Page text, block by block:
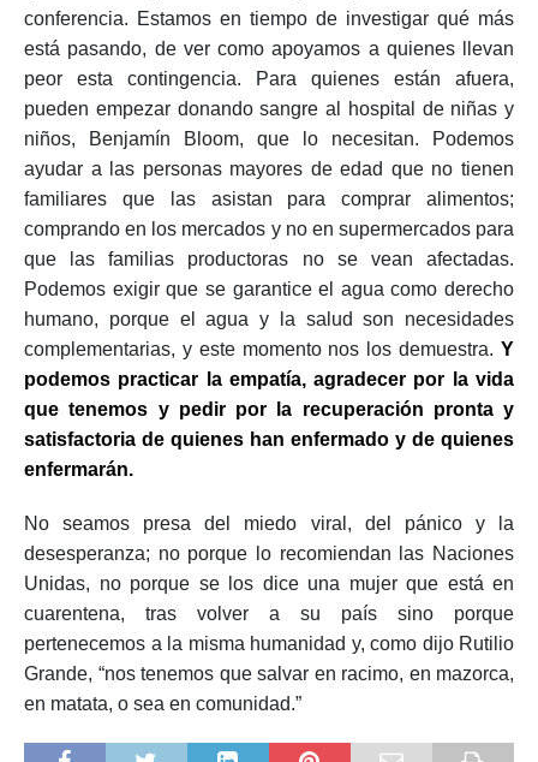
conferencia. Estamos en tiempo de investigar qué más
está pasando, de ver como apoyamos a quienes llevan
peor esta contingencia. Para quienes están afuera,
pueden empezar donando sangre al hospital de niñas y
niños, Benjamín Bloom, que lo necesitan. Podemos
ayudar a las personas mayores de edad que no tienen
familiares que las asistan para comprar alimentos;
comprando en los mercados y no en supermercados para
que las familias productoras no se vean afectadas.
Podemos exigir que se garantice el agua como derecho
humano, porque el agua y la salud son necesidades
complementarias, y este momento nos los demuestra. Y
podemos practicar la empatía, agradecer por la vida
que tenemos y pedir por la recuperación pronta y
satisfactoria de quienes han enfermado y de quienes
enfermarán.
No seamos presa del miedo viral, del pánico y la
desesperanza; no porque lo recomiendan las Naciones
Unidas, no porque se los dice una mujer que está en
cuarentena, tras volver a su país sino porque
pertenecemos a la misma humanidad y, como dijo Rutilio
Grande, “nos tenemos que salvar en racimo, en mazorca,
en matata, o sea en comunidad.”